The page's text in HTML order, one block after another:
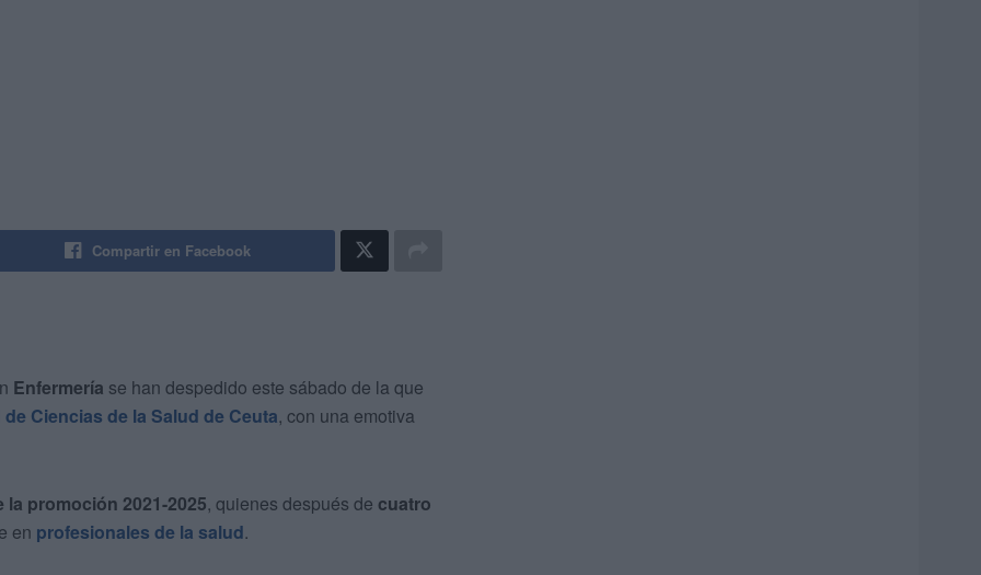
Compartir en Facebook
Enfermería se han despedido este sábado de la que
Ciencias de la Salud de Ceuta, con una emotiva
promoción 2021-2025, quienes después de cuatro
en profesionales de la salud.